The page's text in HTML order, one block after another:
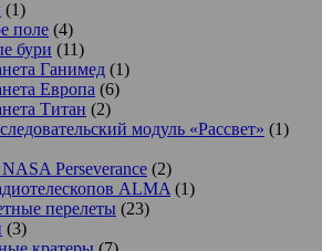
(1)
поле (4)
бури (11)
Ганимед (1)
Европа (6)
Титан (2)
модуль «Рассвет» (1)
Perseverance (2)
ALMA (1)
перелеты (23)
(3)